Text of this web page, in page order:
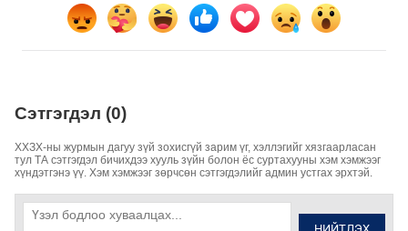
Сэтгэгдэл (0)
ХХЗХ-ны журмын дагуу зүй зохисгүй зарим үг, хэллэгийг хязгаарласан
тул ТА сэтгэгдэл бичихдээ хууль зүйн болон ёс суртахууны хэм хэмжээг
хүндэтгэнэ үү. Хэм хэмжээг зөрчсөн сэтгэгдэлийг админ устгах эрхтэй.